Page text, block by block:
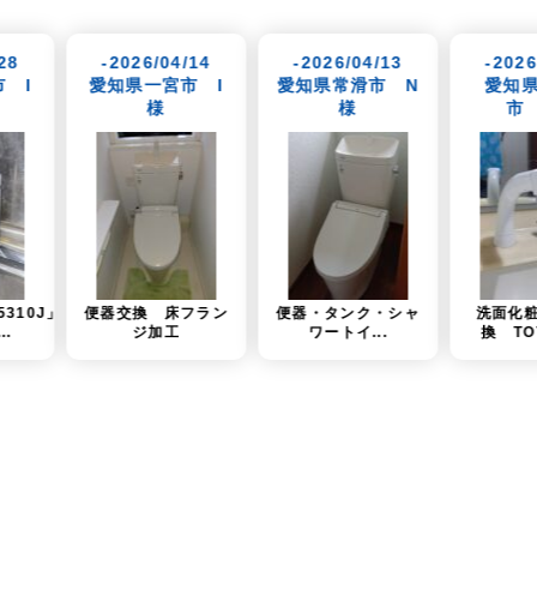
14
宮市 I
フラン
-2026/04/13
愛知県常滑市 N
便器・タンク・シャ
ワートイ...
-2026/04/10
愛知県名古屋
市 T様
洗面化粧台水栓交
換 TOTO（T...
-
岐
洗
換